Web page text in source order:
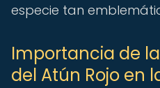
especie tan
Importancia de
del Atún Rojo en